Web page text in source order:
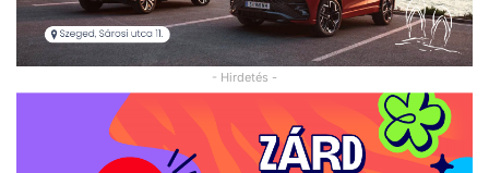
- Hirdetés -